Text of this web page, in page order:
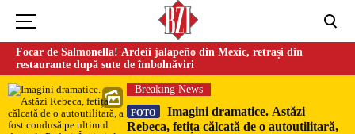
Focar de Salmonella! Ardeii jalapeño din Mexic, retrași din
restaurante după sute de îmbolnăviri
Breaking News
FOTO
Imagini dramatice. Astăzi
Rebeca, fetița călcată de o autoutilitară,